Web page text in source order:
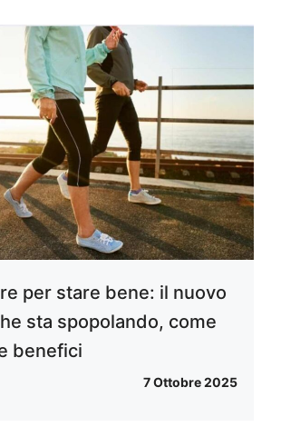
per stare bene: il nuovo
sta spopolando, come
benefici
7 Ottobre 2025